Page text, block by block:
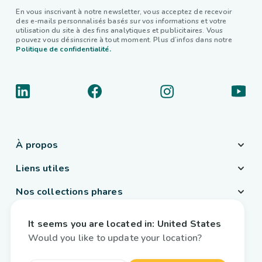
En vous inscrivant à notre newsletter, vous acceptez de recevoir
des e-mails personnalisés basés sur vos informations et votre
utilisation du site à des fins analytiques et publicitaires. Vous
pouvez vous désinscrire à tout moment. Plus d’infos dans notre
Politique de confidentialité.
À propos
Liens utiles
Nos collections phares
France / Français
It seems you are located in: United States
Would you like to update your location?